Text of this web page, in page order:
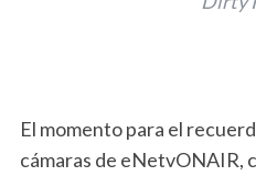
El momento para el
cámaras de eNetvONAIR,